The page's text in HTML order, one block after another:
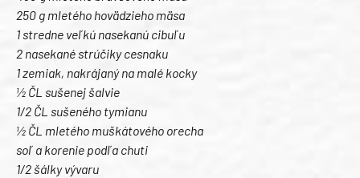
250 g mletého hovädzieho mäsa
1 stredne veľkú nasekanú cibuľu
2 nasekané strúčiky cesnaku
1 zemiak, nakrájaný na malé kocky
½ ČL sušenej šalvie
1/2 ČL sušeného tymianu
½ ČL mletého muškátového orecha
soľ a korenie podľa chuti
1/2 šálky vývaru